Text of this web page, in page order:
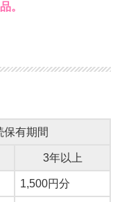
。
保有期間
3年以上
1,500円分